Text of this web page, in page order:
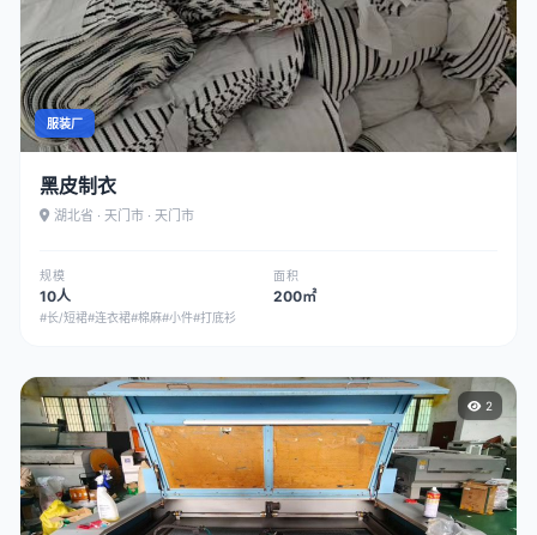
服装厂
黑皮制衣
湖北省 · 天门市 · 天门市
规模
10人
面积
200㎡
#长/短裙#连衣裙#棉麻#小件#打底衫
2